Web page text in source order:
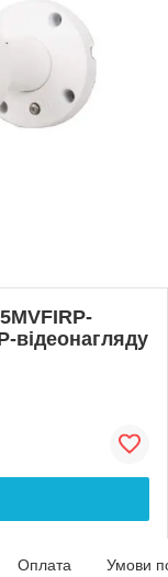
відеонагляду
Оплата Умови